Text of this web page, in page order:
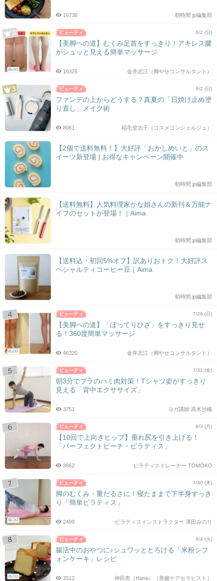
朝時間.jp編集部
16738
BLOG
8/2 (日)
【美脚への道】むくみ足首をすっきり！アキレス腱
がシュッと見える簡単マッサージ
金井志江（脚やせコンサルタント）
16325
8/2 (日)
ファンデの上からどうする？真夏の「日焼け止め塗
り直し」メイク術
稲毛登志子（コスメコンシェルジュ）
8061
【2個で送料無料！】大好評「おかしめいと」のス
イーツ新登場 | お得なキャンペーン開催中
朝時間.jp編集部
【送料無料】人気料理家かな姐さんの新刊＆万能ナ
イフのセットが登場！｜Aima
朝時間.jp編集部
【送料込・初回5%オフ】訳ありおトク！大好評ス
ペシャルティコーヒー豆｜Aima
朝時間.jp編集部
BLOG
7/26 (日)
【美脚への道】「ぼってりひざ」をすっきり見せ
る！360度簡単マッサージ
金井志江（脚やせコンサルタント）
46320
7/31 (金)
朝3分でブラのハミ肉対策！Tシャツ姿がすっきり
見える「背中エクササイズ」
ヨガ講師 高木沙織
3751
8/3 (月)
【10回で上向きヒップ】垂れ尻を引き上げる！
「パーフェクトピーチ・ピラティス」
ピラティストレーナー TOMOKO
3662
BLOG
7/30 (木)
脚のむくみ・重だるさに！寝たままで下半身すっき
り「簡単ピラティス」
ピラティスインストラクター 澤田みのり
2499
BLOG
8/4 (火)
腸活中のおやつに♪シュワッととろける「米粉シフ
ォンケーキ」レシピ
神田恵（Hana）（美腸ケアセラピスト）
2512